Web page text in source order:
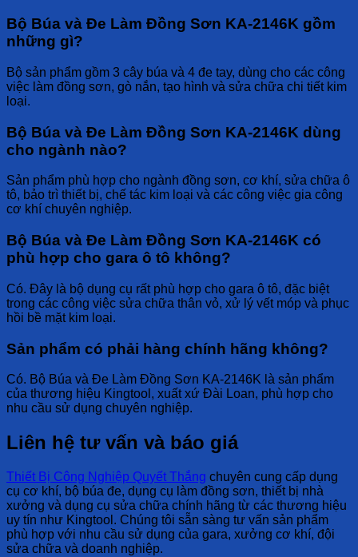
Bộ Búa và Đe Làm Đồng Sơn KA-2146K gồm
những gì?
Bộ sản phẩm gồm 3 cây búa và 4 đe tay, dùng cho các công
việc làm đồng sơn, gò nắn, tạo hình và sửa chữa chi tiết kim
loại.
Bộ Búa và Đe Làm Đồng Sơn KA-2146K dùng
cho ngành nào?
Sản phẩm phù hợp cho ngành đồng sơn, cơ khí, sửa chữa ô
tô, bảo trì thiết bị, chế tác kim loại và các công việc gia công
cơ khí chuyên nghiệp.
Bộ Búa và Đe Làm Đồng Sơn KA-2146K có
phù hợp cho gara ô tô không?
Có. Đây là bộ dụng cụ rất phù hợp cho gara ô tô, đặc biệt
trong các công việc sửa chữa thân vỏ, xử lý vết móp và phục
hồi bề mặt kim loại.
Sản phẩm có phải hàng chính hãng không?
Có. Bộ Búa và Đe Làm Đồng Sơn KA-2146K là sản phẩm
của thương hiệu Kingtool, xuất xứ Đài Loan, phù hợp cho
nhu cầu sử dụng chuyên nghiệp.
Liên hệ tư vấn và báo giá
Thiết Bị Công Nghiệp Quyết Thắng chuyên cung cấp dụng
cụ cơ khí, bộ búa đe, dụng cụ làm đồng sơn, thiết bị nhà
xưởng và dụng cụ sửa chữa chính hãng từ các thương hiệu
uy tín như Kingtool. Chúng tôi sẵn sàng tư vấn sản phẩm
phù hợp với nhu cầu sử dụng của gara, xưởng cơ khí, đội
sửa chữa và doanh nghiệp.